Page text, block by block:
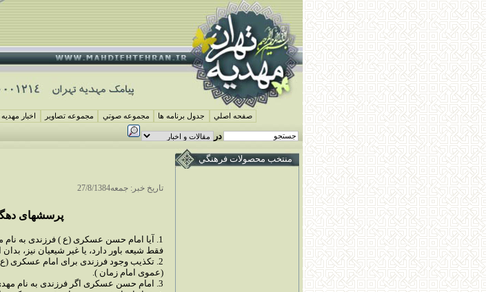
اخبار مجموعه تصاوير مجموعه صوتي جدول برنامه ها صفحه اصلي
در
منتخب محصولات فرهنگي
تاريخ خبر: جمعه27/8/1384
پرسشهاى
1. آيا امام حسن عسكرى (ع ) فرزندى به نام
فقط شيعه باور دارد، يا غير شيعيان نيز،
2. تكذيب وجود فرزندى براى امام عسكرى
(عموى امام زمان ).
3. امام حسن عسكرى اگر فرزندى به نام